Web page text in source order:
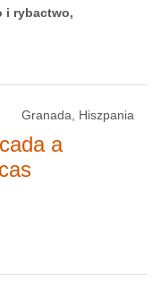
i rybactwo,
Granada, Hiszpania
a